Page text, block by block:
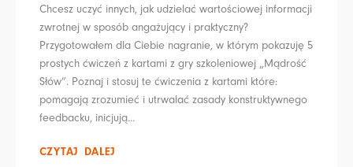
Chcesz uczyć innych, jak udzielać wartościowej informacji
zwrotnej w sposób angażujący i praktyczny?
Przygotowałem dla Ciebie nagranie, w którym pokazuję 5
prostych ćwiczeń z kartami z gry szkoleniowej „Mądrość
Słów”. Poznaj i stosuj te ćwiczenia z kartami które:
pomagają zrozumieć i utrwalać zasady konstruktywnego
feedbacku, inicjują...
CZYTAJ DALEJ